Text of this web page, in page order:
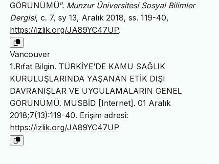
GÖRÜNÜMÜ”. Munzur Üniversitesi Sosyal Bilimler
Dergisi, c. 7, sy 13, Aralık 2018, ss. 119-40,
https://izlik.org/JA89YC47UP.
Vancouver
1.Rıfat Bilgin. TÜRKİYE’DE KAMU SAĞLIK
KURULUŞLARINDA YAŞANAN ETİK DIŞI
DAVRANIŞLAR VE UYGULAMALARIN GENEL
GÖRÜNÜMÜ. MÜSBİD [Internet]. 01 Aralık
2018;7(13):119-40. Erişim adresi:
https://izlik.org/JA89YC47UP